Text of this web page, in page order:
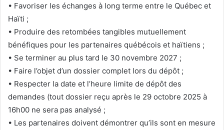
• Favoriser les échanges à long terme entre le Québec et
Haïti ;
• Produire des retombées tangibles mutuellement
bénéfiques pour les partenaires québécois et haïtiens ;
• Se terminer au plus tard le 30 novembre 2027 ;
• Faire l’objet d’un dossier complet lors du dépôt ;
• Respecter la date et l’heure limite de dépôt des
demandes (tout dossier reçu après le 29 octobre 2025 à
16h00 ne sera pas analysé ;
• Les partenaires doivent démontrer qu’ils sont en mesure